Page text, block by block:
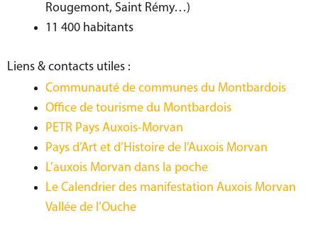
Rougemont, Saint Rémy…)
11 400 habitants
Liens & contacts utiles :
Communauté de communes du Montbardois
Office de tourisme du Montbardois
PETR Pays Auxois-Morvan
Pays d’Art et d’Histoire de l’Auxois Morvan
L’auxois Morvan dans la poche
Le Calendrier des manifestation Auxois Morvan
Vallée de l’Ouche